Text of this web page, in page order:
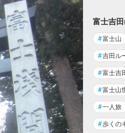
富士吉
#富士山
#吉田ル
#富士吉
#富士山
#一人旅
#歩くの